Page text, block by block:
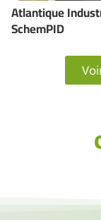
Atlantique
SchemPID